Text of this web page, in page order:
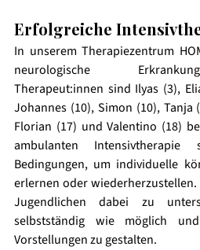
Erfolgreiche
In unserem Therapiezentrum
neurologische
Therapeut:innen sind Ilyas (3),
Johannes (10), Simon (10), Tanja
Florian (17) und Valentino (18)
ambulanten
Bedingungen, um individuelle
erlernen oder
Jugendlichen dabei zu
selbstständig wie möglich
Vorstellungen zu gestalten.